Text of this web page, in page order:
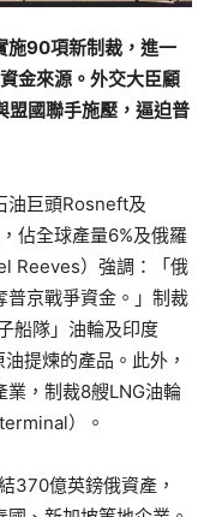
施90項新制裁，進一
金來源。外交大臣顧
國聯手施壓，逼迫普
油巨頭Rosneft及
佔全球產量6%及俄羅
Reeves）強調：「俄
普京戰爭資金。」制裁
船隊」油輪及印度
提煉的產品。此外，
業，制裁8艘LNG油輪
）。
370億英鎊俄資產，